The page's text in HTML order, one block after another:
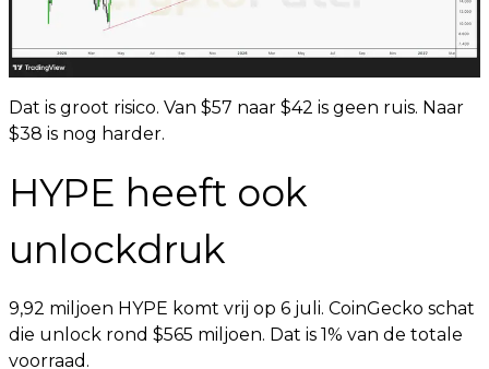
Dat is groot risico. Van $57 naar $42 is geen ruis. Naar
$38 is nog harder.
HYPE heeft ook
unlockdruk
9,92 miljoen HYPE komt vrij op 6 juli. CoinGecko schat
die unlock rond $565 miljoen. Dat is 1% van de totale
voorraad.